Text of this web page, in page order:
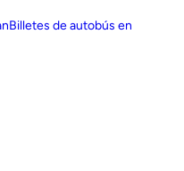
Billetes de autobús en